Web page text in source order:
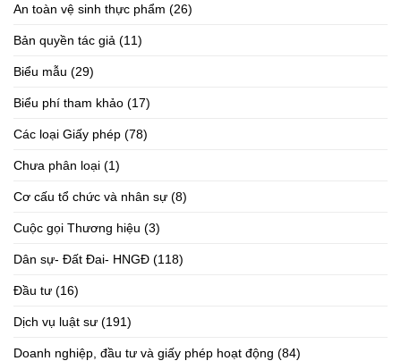
An toàn vệ sinh thực phẩm (26)
Bản quyền tác giả (11)
Biểu mẫu (29)
Biểu phí tham khảo (17)
Các loại Giấy phép (78)
Chưa phân loại (1)
Cơ cấu tổ chức và nhân sự (8)
Cuộc gọi Thương hiệu (3)
Dân sự- Đất Đai- HNGĐ (118)
Đầu tư (16)
Dịch vụ luật sư (191)
Doanh nghiệp, đầu tư và giấy phép hoạt động (84)